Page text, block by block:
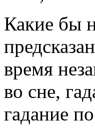
Какие бы
время
во сне,
гадание